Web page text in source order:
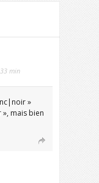
min
»
mais bien